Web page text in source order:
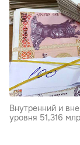
Внутренний и
уровня 51,316